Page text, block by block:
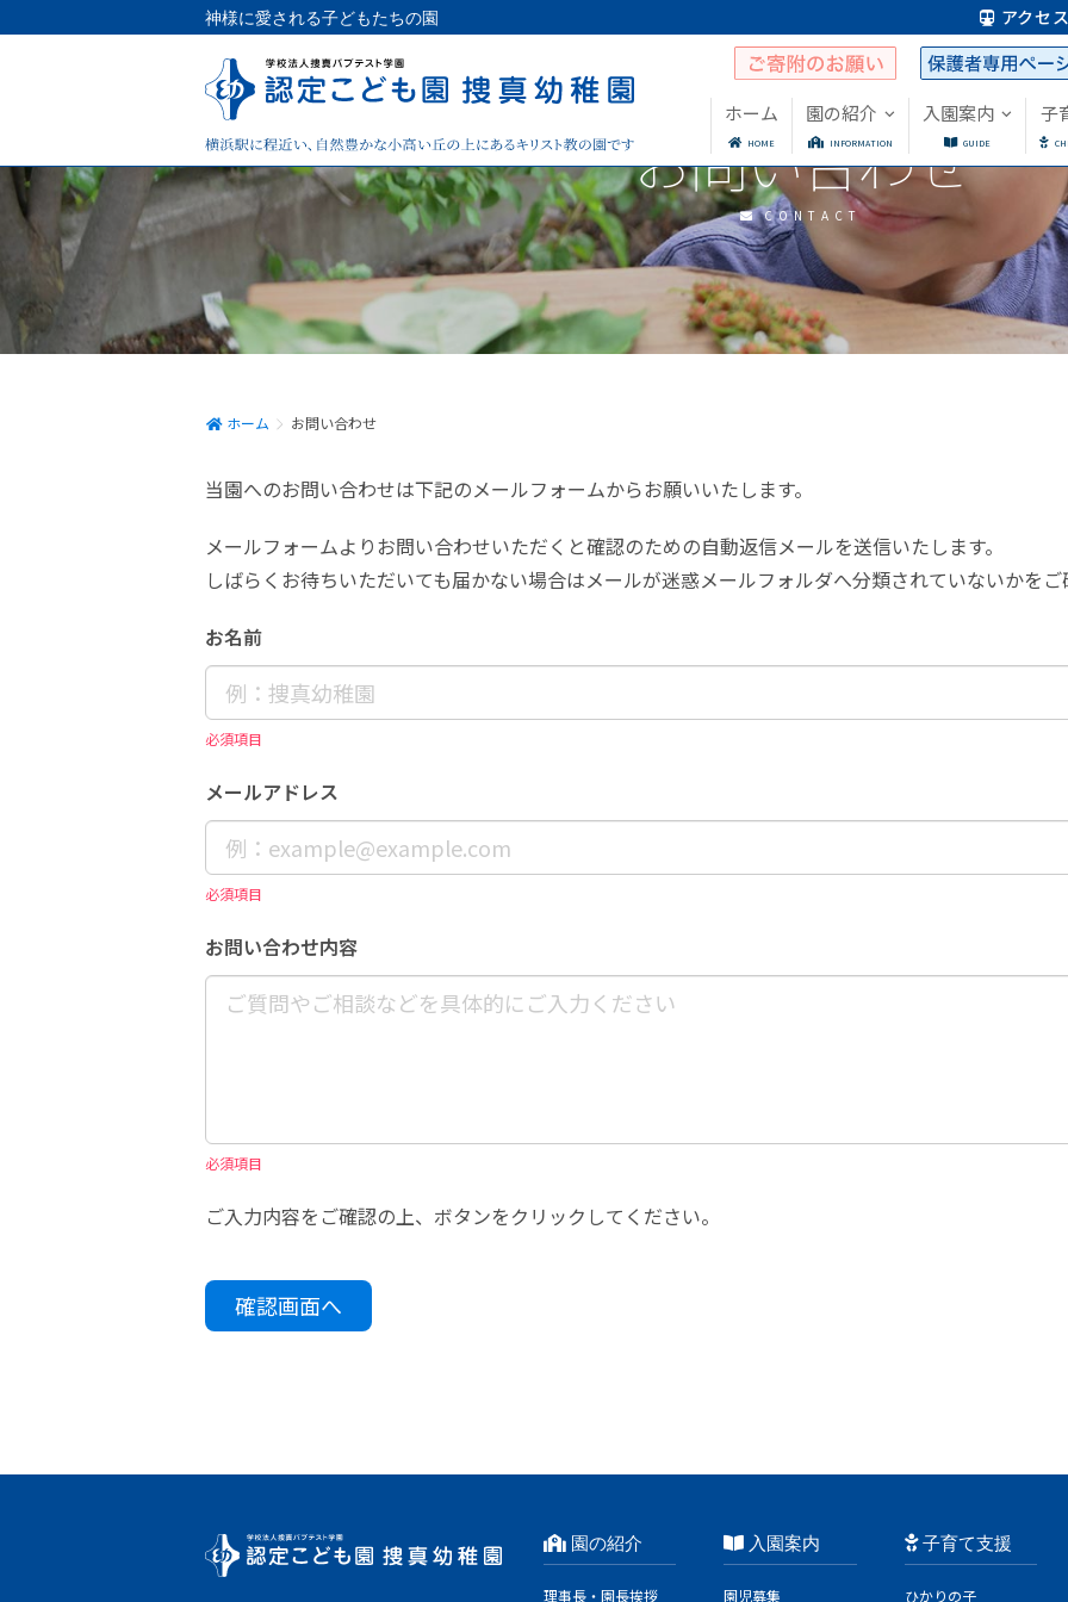
神様に愛される子どもたちの園 アクセス
ホーム
HOME
園の紹介
INFORMATION
入園案内
GUIDE
子
お問い合わせ
CONTACT
ホーム お問い合わせ
当園へのお問い合わせは下記のメールフォームからお願いいたします。
メールフォームよりお問い合わせいただくと確認のための自動返信メールを送信いたします。
しばらくお待ちいただいても届かない場合はメールが迷惑メールフォルダへ分類されていないかをご
お名前
必須項目
メールアドレス
必須項目
お問い合わせ内容
必須項目
ご入力内容をご確認の上、ボタンをクリックしてください。
園の紹介
理事長・園長挨拶
入園案内
園児募集
子育て支援
ひかりの子